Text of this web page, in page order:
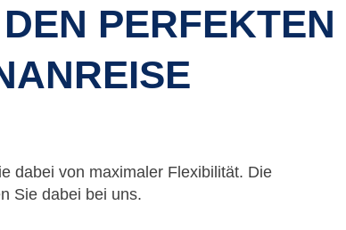
PERFEKTEN
dabei von maximaler Flexibilität. Die
Sie dabei bei uns.